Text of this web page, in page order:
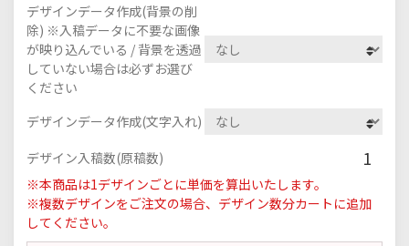
デザインデータ作成(背景の削
除) ※入稿データに不要な画像
が映り込んでいる / 背景を透過
していない場合は必ずお選び
ください
デザインデータ作成(文字入れ)
デザイン入稿数(原稿数) 1
※本商品は1デザインごとに単価を算出いたします。
※複数デザインをご注文の場合、デザイン数分カートに追加
してください。